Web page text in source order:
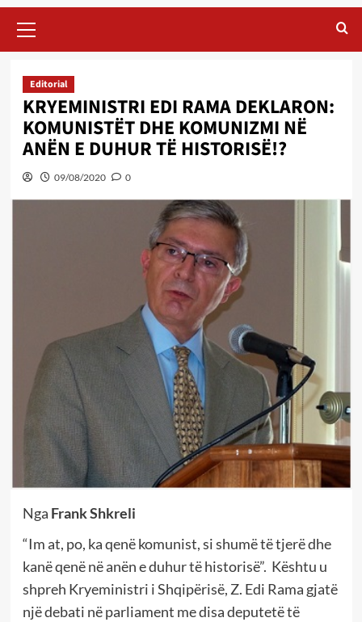
Menu
Editorial
KRYEMINISTRI EDI RAMA DEKLARON:
KOMUNISTËT DHE KOMUNIZMI NË
ANËN E DUHUR TË HISTORISË!?
09/08/2020 0
Nga Frank Shkreli
“Im at, po, ka qenë komunist, si shumë të tjerë dhe
kanë qenë në anën e duhur të historisë”. Kështu u
shpreh Kryeministri i Shqipërisë, Z. Edi Rama gjatë
një debati në parliament me disa deputetë të